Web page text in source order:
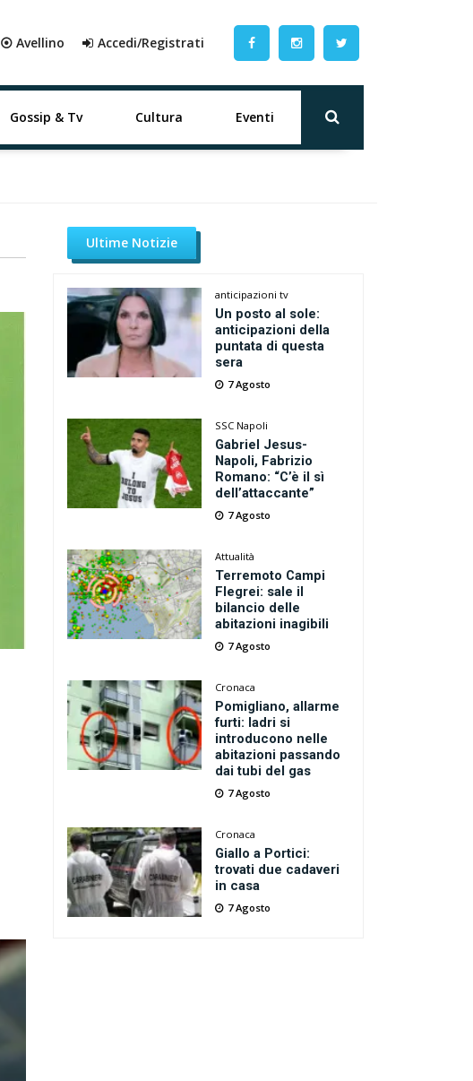
⦿ Avellino Accedi/Registrati
Gossip & Tv Cultura Eventi
Ultime Notizie
anticipazioni tv
Un posto al sole:
anticipazioni della
puntata di questa
sera
7 Agosto
SSC Napoli
Gabriel Jesus-
Napoli, Fabrizio
Romano: “C’è il sì
dell’attaccante”
7 Agosto
Attualità
Terremoto Campi
Flegrei: sale il
bilancio delle
abitazioni inagibili
7 Agosto
Cronaca
Pomigliano, allarme
furti: ladri si
introducono nelle
abitazioni passando
dai tubi del gas
7 Agosto
Cronaca
Giallo a Portici:
trovati due cadaveri
in casa
7 Agosto